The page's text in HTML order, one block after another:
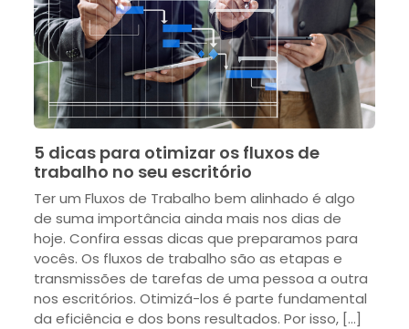
5 dicas para otimizar os fluxos de
trabalho no seu escritório
Ter um Fluxos de Trabalho bem alinhado é algo
de suma importância ainda mais nos dias de
hoje. Confira essas dicas que preparamos para
vocês. Os fluxos de trabalho são as etapas e
transmissões de tarefas de uma pessoa a outra
nos escritórios. Otimizá-los é parte fundamental
da eficiência e dos bons resultados. Por isso, […]